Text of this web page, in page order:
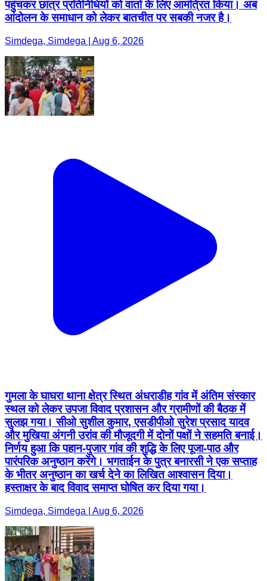
पहुंचकर छात्र प्रतिनिधियों को वार्ता के लिए आमंत्रित किया। अब
आंदोलन के समाधान को लेकर बातचीत पर सबकी नजर है।
Simdega, Simdega | Aug 6, 2026
गुमला के घाघरा थाना क्षेत्र स्थित अंधराडीह गांव में अंतिम संस्कार
स्थल को लेकर उपजा विवाद प्रशासन और ग्रामीणों की बैठक में
सुलझ गया। सीओ सुशील कुमार, एसडीपीओ सुरेश प्रसाद यादव
और मुखिया अंगनी उरांव की मौजूदगी में दोनों पक्षों ने सहमति बनाई।
निर्णय हुआ कि पहान-पुजार गांव की शुद्धि के लिए पूजा-पाठ और
पारंपरिक अनुष्ठान करेंगे। भगताईन के पुत्र बनारसी ने एक सप्ताह
के भीतर अनुष्ठान का खर्च देने का लिखित आश्वासन दिया।
हस्ताक्षर के बाद विवाद समाप्त घोषित कर दिया गया।
Simdega, Simdega | Aug 6, 2026